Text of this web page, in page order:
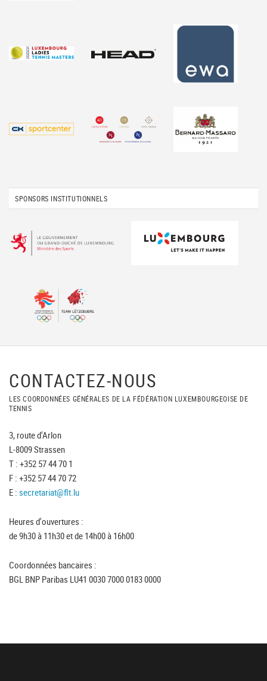
SPONSORS INSTITUTIONNELS
CONTACTEZ-NOUS
LES COORDONNÉES GÉNÉRALES DE LA FÉDÉRATION LUXEMBOURGEOISE DE
TENNIS
3, route d'Arlon
L-8009 Strassen
T : +352 57 44 70 1
F : +352 57 44 70 72
E : secretariat@flt.lu
Heures d'ouvertures :
de 9h30 à 11h30 et de 14h00 à 16h00
Coordonnées bancaires :
BGL BNP Paribas LU41 0030 7000 0183 0000